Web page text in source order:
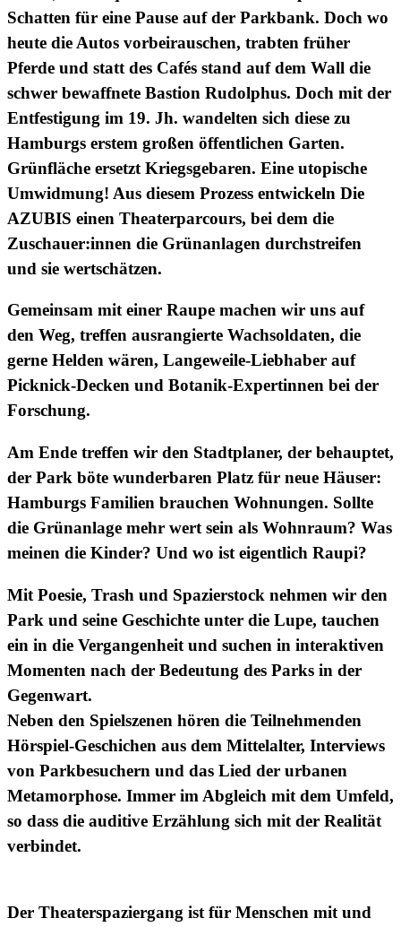
Schatten für eine Pause auf der Parkbank. Doch wo
heute die Autos vorbeirauschen, trabten früher
Pferde und statt des Cafés stand auf dem Wall die
schwer bewaffnete Bastion Rudolphus. Doch mit der
Entfestigung im 19. Jh. wandelten sich diese zu
Hamburgs erstem großen öffentlichen Garten.
Grünfläche ersetzt Kriegsgebaren. Eine utopische
Umwidmung! Aus diesem Prozess entwickeln Die
AZUBIS einen Theaterparcours, bei dem die
Zuschauer:innen die Grünanlagen durchstreifen
und sie wertschätzen.
Gemeinsam mit einer Raupe machen wir uns auf
den Weg, treffen ausrangierte Wachsoldaten, die
gerne Helden wären, Langeweile-Liebhaber auf
Picknick-Decken und Botanik-Expertinnen bei der
Forschung.
Am Ende treffen wir den Stadtplaner, der behauptet,
der Park böte wunderbaren Platz für neue Häuser:
Hamburgs Familien brauchen Wohnungen. Sollte
die Grünanlage mehr wert sein als Wohnraum? Was
meinen die Kinder? Und wo ist eigentlich Raupi?
Mit Poesie, Trash und Spazierstock nehmen wir den
Park und seine Geschichte unter die Lupe, tauchen
ein in die Vergangenheit und suchen in interaktiven
Momenten nach der Bedeutung des Parks in der
Gegenwart.
Neben den Spielszenen hören die Teilnehmenden
Hörspiel-Geschichen aus dem Mittelalter, Interviews
von Parkbesuchern und das Lied der urbanen
Metamorphose. Immer im Abgleich mit dem Umfeld,
so dass die auditive Erzählung sich mit der Realität
verbindet.
Der Theaterspaziergang ist für Menschen mit und